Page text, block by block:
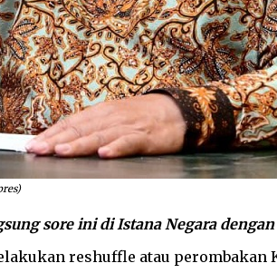
sore ini di Istana Negara
reshuffle atau